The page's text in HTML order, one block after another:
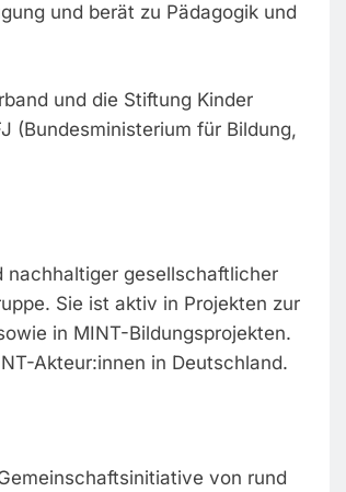
und berät zu Pädagogik und
und die Stiftung Kinder
(Bundesministerium für Bildung,
nachhaltiger gesellschaftlicher
Sie ist aktiv in Projekten zur
in MINT-Bildungsprojekten.
Akteur:innen in Deutschland.
von rund